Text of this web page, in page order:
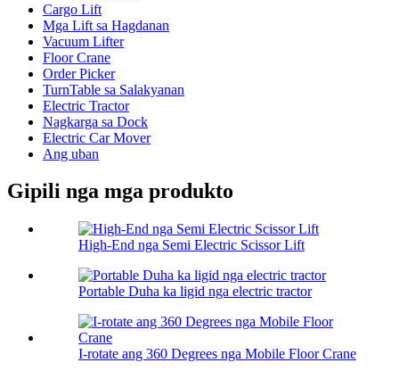
Cargo Lift
Mga Lift sa Hagdanan
Vacuum Lifter
Floor Crane
Order Picker
TurnTable sa Salakyanan
Electric Tractor
Nagkarga sa Dock
Electric Car Mover
Ang uban
Gipili nga mga produkto
High-End nga Semi Electric Scissor Lift
Portable Duha ka ligid nga electric tractor
I-rotate ang 360 Degrees nga Mobile Floor Crane